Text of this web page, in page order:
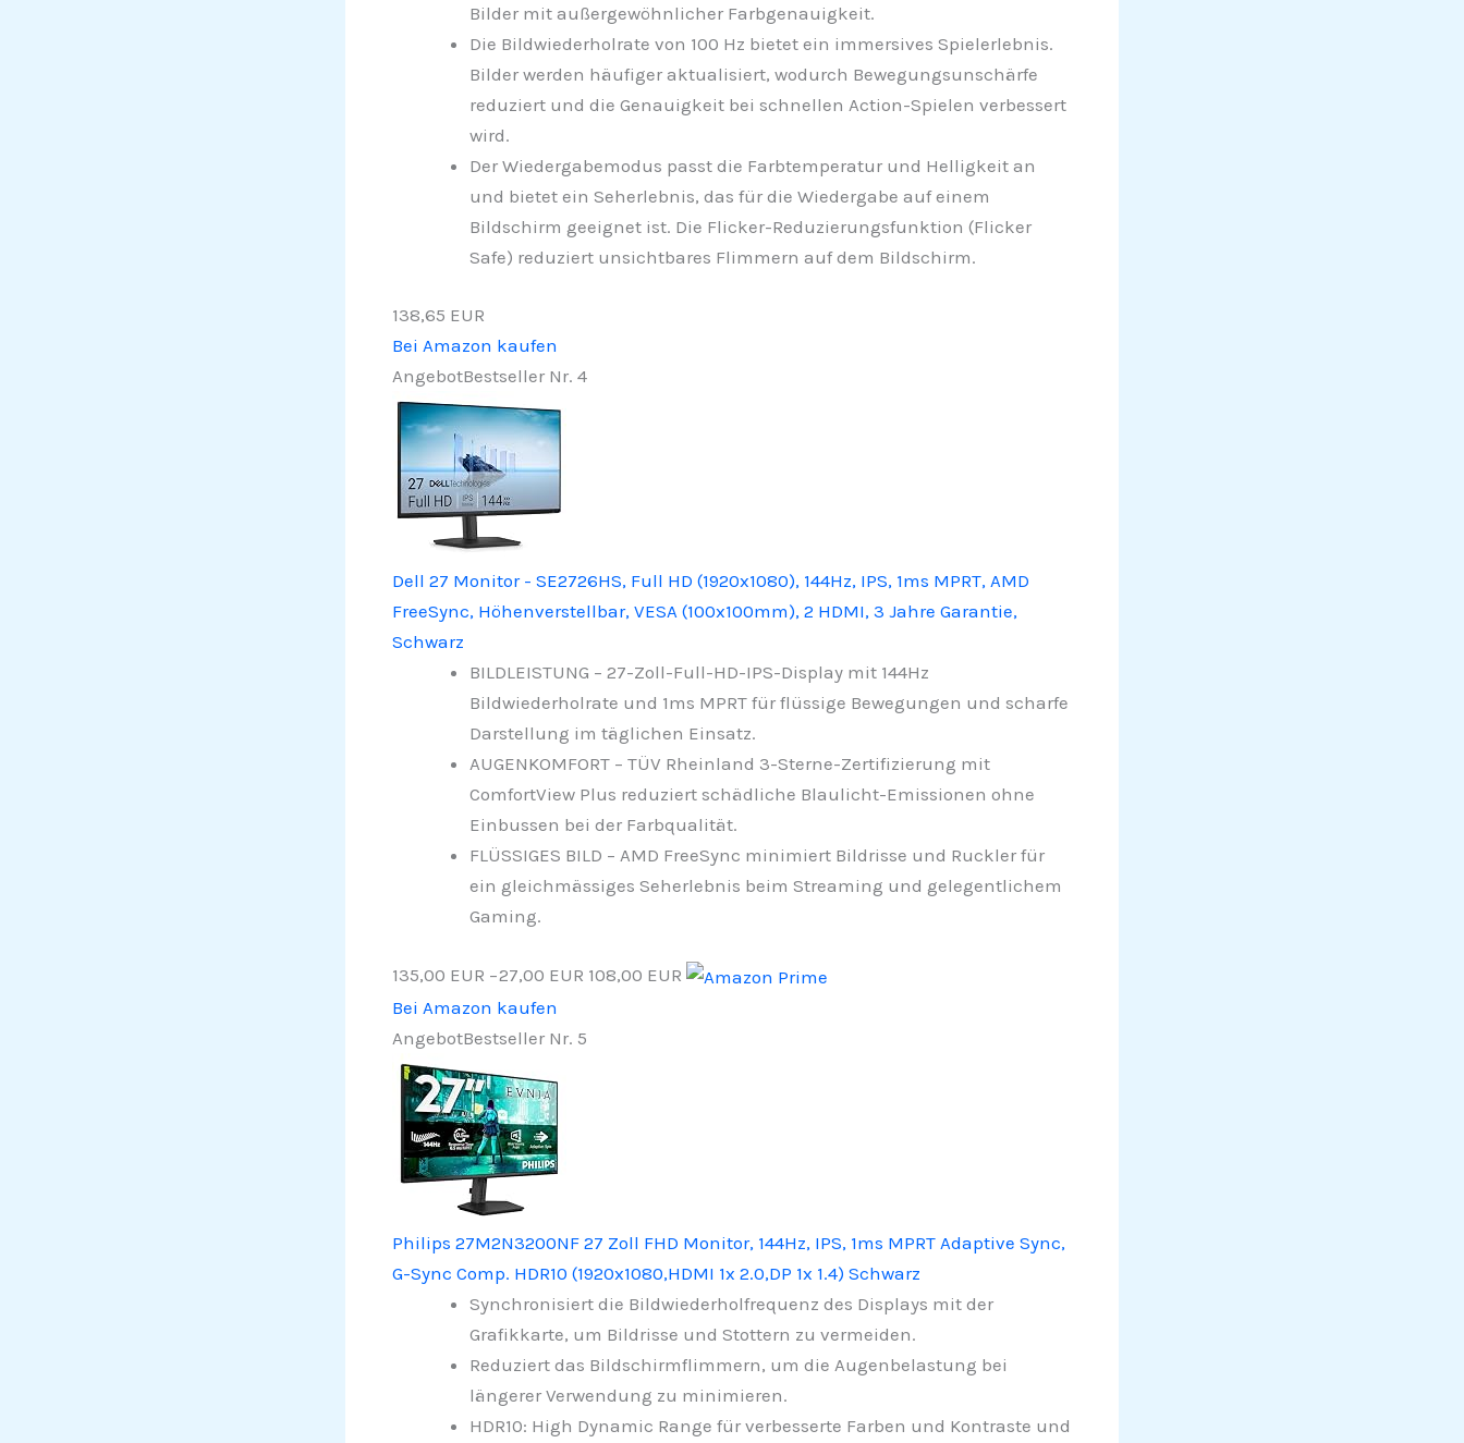
Bilder mit außergewöhnlicher Farbgenauigkeit.
Die Bildwiederholrate von 100 Hz bietet ein immersives Spielerlebnis.
Bilder werden häufiger aktualisiert, wodurch Bewegungsunschärfe
reduziert und die Genauigkeit bei schnellen Action-Spielen verbessert
wird.
Der Wiedergabemodus passt die Farbtemperatur und Helligkeit an
und bietet ein Seherlebnis, das für die Wiedergabe auf einem
Bildschirm geeignet ist. Die Flicker-Reduzierungsfunktion (Flicker
Safe) reduziert unsichtbares Flimmern auf dem Bildschirm.
138,65 EUR
Bei Amazon kaufen
AngebotBestseller Nr. 4
Dell 27 Monitor - SE2726HS, Full HD (1920x1080), 144Hz, IPS, 1ms MPRT, AMD
FreeSync, Höhenverstellbar, VESA (100x100mm), 2 HDMI, 3 Jahre Garantie,
Schwarz
BILDLEISTUNG – 27-Zoll-Full-HD-IPS-Display mit 144Hz
Bildwiederholrate und 1ms MPRT für flüssige Bewegungen und scharfe
Darstellung im täglichen Einsatz.
AUGENKOMFORT – TÜV Rheinland 3-Sterne-Zertifizierung mit
ComfortView Plus reduziert schädliche Blaulicht-Emissionen ohne
Einbussen bei der Farbqualität.
FLÜSSIGES BILD – AMD FreeSync minimiert Bildrisse und Ruckler für
ein gleichmässiges Seherlebnis beim Streaming und gelegentlichem
Gaming.
135,00 EUR −27,00 EUR 108,00 EUR
Bei Amazon kaufen
AngebotBestseller Nr. 5
Philips 27M2N3200NF 27 Zoll FHD Monitor, 144Hz, IPS, 1ms MPRT Adaptive Sync,
G-Sync Comp. HDR10 (1920x1080,HDMI 1x 2.0,DP 1x 1.4) Schwarz
Synchronisiert die Bildwiederholfrequenz des Displays mit der
Grafikkarte, um Bildrisse und Stottern zu vermeiden.
Reduziert das Bildschirmflimmern, um die Augenbelastung bei
längerer Verwendung zu minimieren.
HDR10: High Dynamic Range für verbesserte Farben und Kontraste und